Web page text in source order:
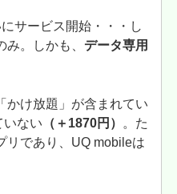
サービス開始・・・し
。しかも、 データ専用
かけ放題」が含まれてい
いない （＋1870円） 。た
リであり、UQ mobileは